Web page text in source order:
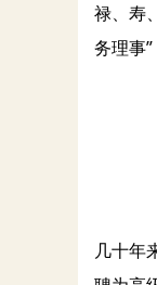
禄、寿
务理事
几十年